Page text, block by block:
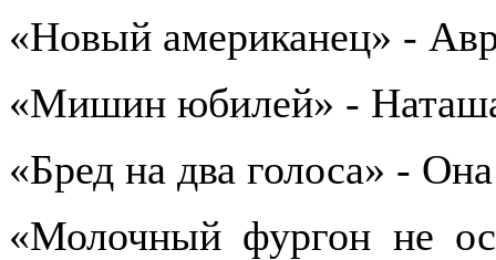
«Новый американец» -
«Мишин юбилей» -
«Бред на два голоса» - Она
«Молочный фургон не